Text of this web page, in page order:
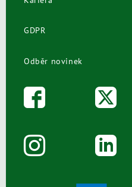
GDPR
Odběr novinek